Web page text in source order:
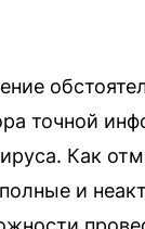
точной
Как
и